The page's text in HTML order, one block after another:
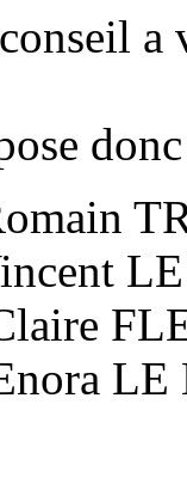
a
LE